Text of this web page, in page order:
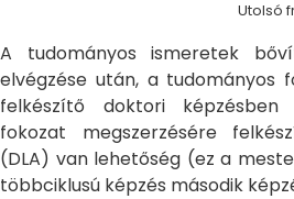
Utolsó
A tudományos ismeretek
elvégzése után, a tudományos
felkészítő doktori
fokozat megszerzésére
(DLA) van lehetőség (ez a
többciklusú képzés második